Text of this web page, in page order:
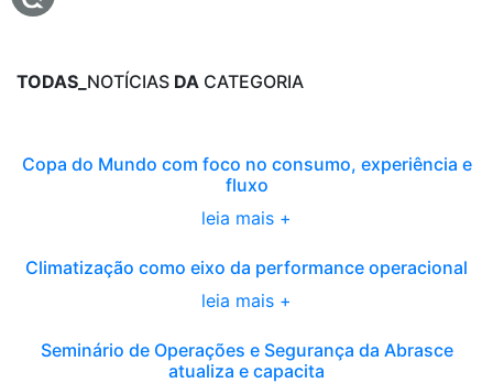
TODAS_ NOTÍCIAS DA CATEGORIA
Copa do Mundo com foco no consumo, experiência e
fluxo
leia mais +
Climatização como eixo da performance operacional
leia mais +
Seminário de Operações e Segurança da Abrasce
atualiza e capacita